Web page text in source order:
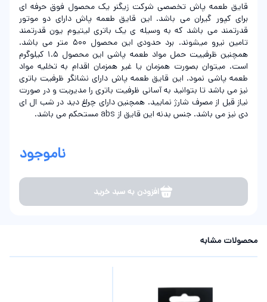
قایق طعمه پاش تخصصی شرکت زیگنر یک محصول فوق حرفه ای
برای کپور گیران می باشد. این قایق طعمه پاش دارای دو موتور
قدرتمند می باشد که به وسیله ی یک باتری لیتیوم یون قدرتمند
تامین نیرو میشوند. برد حدودی این محصول 500 متر می باشد.
همچنین ظرفییت حمل مواد طعمه پاشی این محصول 1.5 کیلوگرم
است. میتوان بصورت همزمان یا غیر همزمان اقدام به تخلیه مواد
طعمه پاشی نمود. این قایق طعمه پاش دارای نشانگر ظرفیت باتری
نیز می باشد تا بتوانید به آسانی ظرفیت باتری را مدیریت و در صورت
نیاز قبل از مصرف شارژ نمایید. همچنین دارای چراغ دید در شب ال ای
دی نیز می باشد. جنس بدنه این قایق از abs مستحکم می باشد.
ناموجود
افزودن به سبد خرید
محصولات مشابه